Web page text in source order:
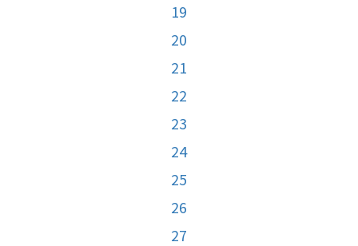
19
20
21
22
23
24
25
26
27